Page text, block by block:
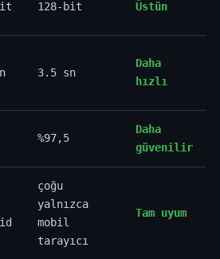
128-bit Üstün
3.5 sn
Daha
hızlı
%97,5
Daha
güvenilir
çoğu
yalnızca
mobil
tarayıcı
Tam uyum